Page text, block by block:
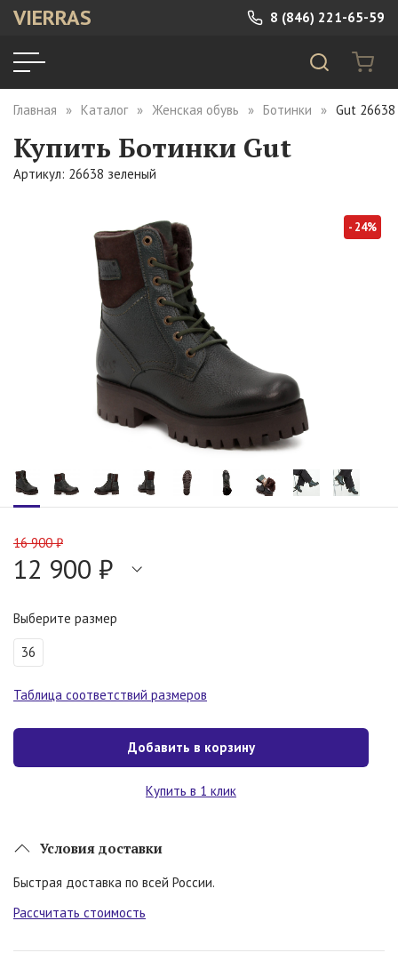
VIERRAS 8 (846) 221-65-59
Главная Каталог Женская обувь Ботинки Gut
Купить Ботинки Gut
Артикул: 26638 зеленый
- 24%
16 900 ₽
12 900 ₽
Выберите размер
36
Таблица соответствий размеров
Добавить в корзину
Купить в 1 клик
Условия доставки
Быстрая доставка по всей России.
Рассчитать стоимость